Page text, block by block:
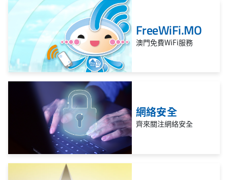
FreeWiFi.MO
澳門免費WiFi服務
網絡安全
齊來關注網絡安全